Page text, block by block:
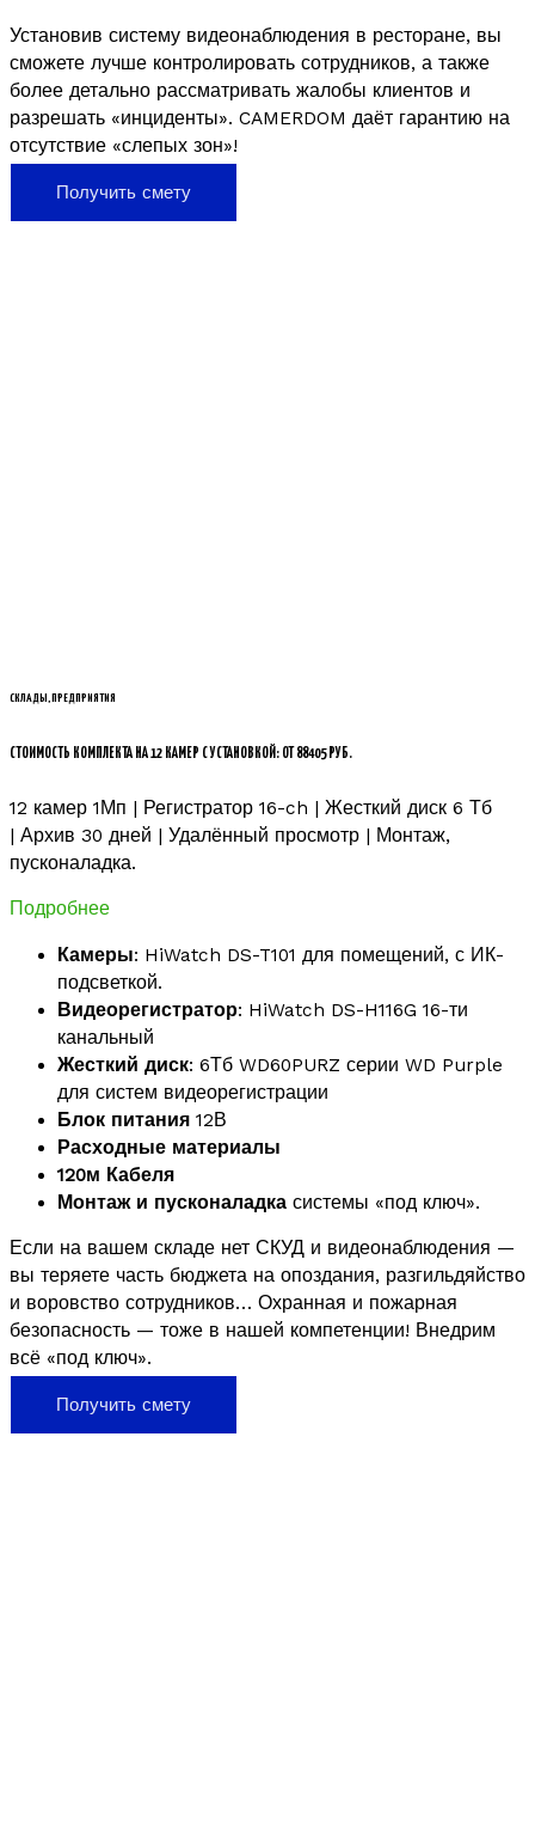
Установив систему видеонаблюдения в ресторане, вы
сможете лучше контролировать сотрудников, а также
более детально рассматривать жалобы клиентов и
разрешать «инциденты». CAMERDOM даёт гарантию на
отсутствие «слепых зон»!
Получить смету
СКЛАДЫ, ПРЕДПРИЯТИЯ
СТОИМОСТЬ КОМПЛЕКТА НА 12 КАМЕР С УСТАНОВКОЙ: ОТ 88405 РУБ.
12 камер 1Мп | Регистратор 16-ch | Жесткий диск 6 Тб
| Архив 30 дней | Удалённый просмотр | Монтаж,
пусконаладка.
Подробнее
Камеры: HiWatch DS-T101 для помещений, с ИК-
подсветкой.
Видеорегистратор: HiWatch DS-H116G 16-ти
канальный
Жесткий диск: 6Тб WD60PURZ серии WD Purple
для систем видеорегистрации
Блок питания 12В
Расходные материалы
120м Кабеля
Монтаж и пусконаладка системы «под ключ».
Если на вашем складе нет СКУД и видеонаблюдения —
вы теряете часть бюджета на опоздания, разгильдяйство
и воровство сотрудников… Охранная и пожарная
безопасность — тоже в нашей компетенции! Внедрим
всё «под ключ».
Получить смету